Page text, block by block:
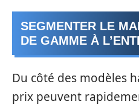
SEGMENTER LE
DE GAMME À
Du côté des modèles
prix peuvent